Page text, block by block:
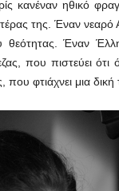
κανέναν ηθικό
της. Έναν νεαρό
Έναν
που πιστεύει ότι
φτιάχνει μια δική